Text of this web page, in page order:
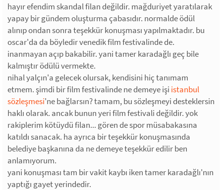
hayır efendim skandal filan değildir. mağduriyet yaratılarak
yapay bir gündem oluşturma çabasıdır. normalde ödül
alınıp ondan sonra teşekkür konuşması yapılmaktadır. bu
oscar'da da böyledir venedik film festivalinde de.
inanmayan açıp bakabilir. yani tamer karadağlı geç bile
kalmıştır ödülü vermekte.
nihal yalçın'a gelecek olursak, kendisini hiç tanımam
etmem. şimdi bir film festivalinde ne demeye işi istanbul
sözleşmesi'ne bağlarsın? tamam, bu sözleşmeyi desteklersin
haklı olarak. ancak bunun yeri film festivali değildir. yok
rakiplerim kötüydü filan... gören de spor müsabakasına
katıldı sanacak. ha ayrıca bir teşekkür konuşmasında
belediye başkanına da ne demeye teşekkür edilir ben
anlamıyorum.
yani konuşması tam bir vakit kaybı iken tamer karadağlı'nın
yaptığı gayet yerindedir.